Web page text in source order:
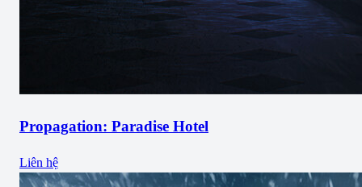
Propagation: Paradise Hotel
Liên hệ